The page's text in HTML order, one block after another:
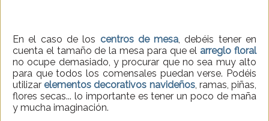
En el caso de los centros de mesa, debéis tener en
cuenta el tamaño de la mesa para que el arreglo floral
no ocupe demasiado, y procurar que no sea muy alto
para que todos los comensales puedan verse. Podéis
utilizar elementos decorativos navideños, ramas, piñas,
flores secas... lo importante es tener un poco de maña
y mucha imaginación.